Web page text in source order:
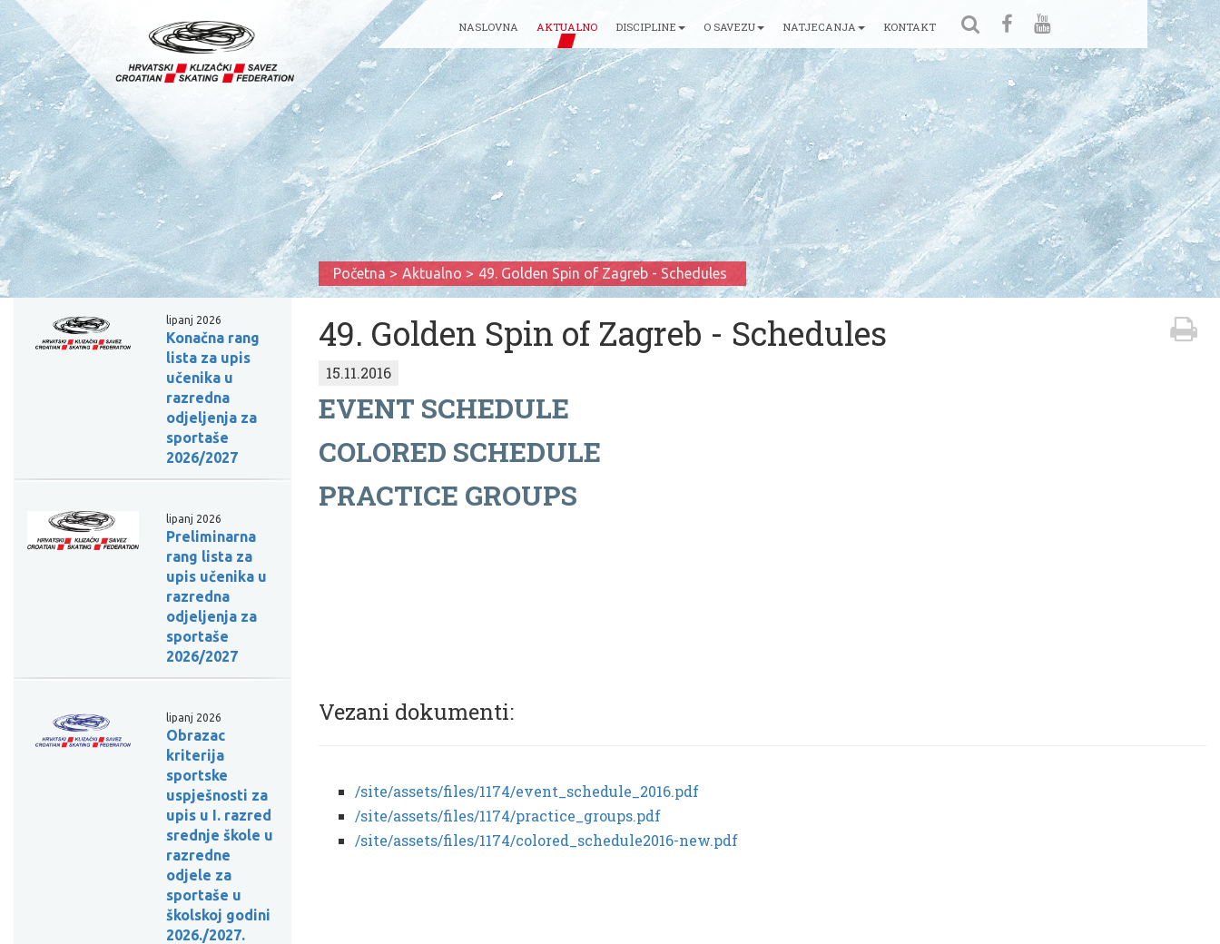
NASLOVNA AKTUALNO DISCIPLINE O SAVEZU NATJECANJA KONTAKT
lipanj 2026
Konačna rang
lista za upis
učenika u
razredna
odjeljenja za
sportaše
2026/2027
lipanj 2026
Preliminarna
rang lista za
upis učenika u
razredna
odjeljenja za
sportaše
2026/2027
lipanj 2026
Obrazac
kriterija
sportske
uspješnosti za
upis u I. razred
srednje škole u
razredne
odjele za
sportaše u
školskoj godini
2026./2027.
Početna Aktualno 49. Golden Spin of Zagreb - Schedules
49. Golden Spin of Zagreb - Schedules
15.11.2016
EVENT SCHEDULE
COLORED SCHEDULE
PRACTICE GROUPS
Vezani dokumenti:
/site/assets/files/1174/event_schedule_2016.pdf
/site/assets/files/1174/practice_groups.pdf
/site/assets/files/1174/colored_schedule2016-new.pdf